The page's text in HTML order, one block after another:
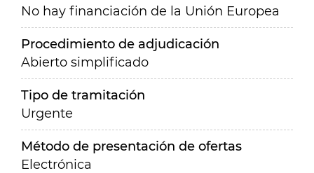
No hay financiación de la Unión Europea
Procedimiento de adjudicación
Abierto simplificado
Tipo de tramitación
Urgente
Método de presentación de ofertas
Electrónica